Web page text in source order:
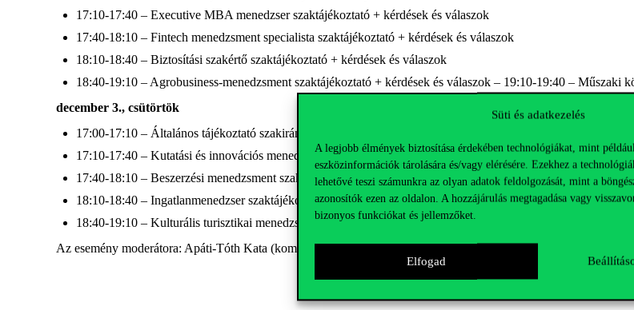
Süti és adatkezelés
A legjobb élmények biztosítása érdekében technológiákat, mint
eszközinformációk tárolására és/vagy elérésére. Ezekhez a
lehetővé teszi számunkra az olyan adatok feldolgozását, mint a
azonosítók ezen az oldalon. A hozzájárulás megtagadása vagy
bizonyos funkciókat és jellemzőket.
Elfogad
17:10-17:40 – Executive MBA menedzser szaktájékoztató + kérdések és válaszok
17:40-18:10 – Fintech menedzsment specialista szaktájékoztató + kérdések és válaszok
18:10-18:40 – Biztosítási szakértő szaktájékoztató + kérdések és válaszok
18:40-19:10 – Agrobusiness-menedzsment szaktájékoztató + kérdések és válaszok – 19:10-19:40 – Műszaki
december 3., csütörtök
17:00-17:10 – Általános tájékoztató szakirányú továbbképzéseinkről
17:10-17:40 – Kutatási és innovációs menedzser szaktájékoztató + kérdések és válaszok
17:40-18:10 – Beszerzési menedzsment szaktájékoztató + kérdések és válaszok
18:10-18:40 – Ingatlanmenedzser szaktájékoztató + kérdések és válaszok
18:40-19:10 – Kulturális turisztikai menedzser szaktájékoztató + kérdések és válaszok
Az esemény moderátora: Apáti-Tóth Kata (kommunikációs igazgató) Kérdéseiteket akár már aFacebook